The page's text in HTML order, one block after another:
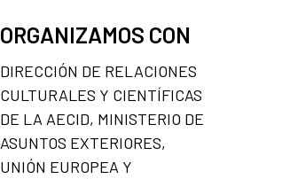
ORGANIZAMOS CON
DIRECCIÓN DE RELACIONES
CULTURALES Y CIENTÍFICAS
DE LA AECID, MINISTERIO DE
ASUNTOS EXTERIORES,
UNIÓN EUROPEA Y